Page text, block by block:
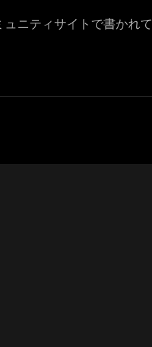
ニティサイトで書かれて